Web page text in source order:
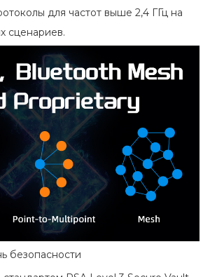
для частот выше 2,4 ГГц на
сценариев.
безопасности